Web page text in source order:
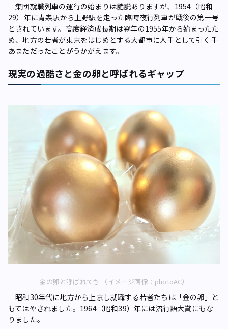
集団就職列車の運行の始まりは諸説ありますが、1954（昭和
29）年に青森駅から上野駅を走った臨時夜行列車が戦後の第一号
とされています。高度経済成長期は翌年の1955年から始まったた
め、地方の若者が東京をはじめとする大都市に人手として引く手
あまただったことがうかがえます。
現実の過酷さと金の卵と呼ばれるギャップ
金の卵と呼ばれても （イメージ画像：photoAC）
昭和30年代に地方から上京し就職する若者たちは「金の卵」と
もてはやされました。1964（昭和39）年には流行語大賞にもな
りました。